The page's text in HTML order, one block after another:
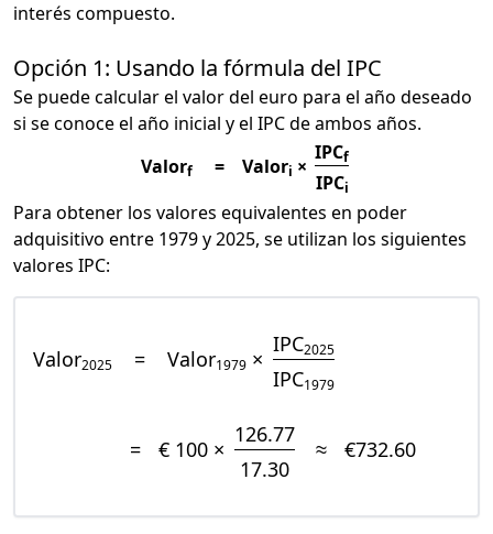
interés compuesto.
Opción 1: Usando la fórmula del IPC
Se puede calcular el valor del euro para el año deseado
si se conoce el año inicial y el IPC de ambos años.
Valorf = Valori ×
IPCf
IPCi
Para obtener los valores equivalentes en poder
adquisitivo entre 1979 y 2025, se utilizan los siguientes
valores IPC:
Valor2025 = Valor1979 ×
IPC2025
IPC1979
= € 100 ×
126.77
17.30
≈ €732.60